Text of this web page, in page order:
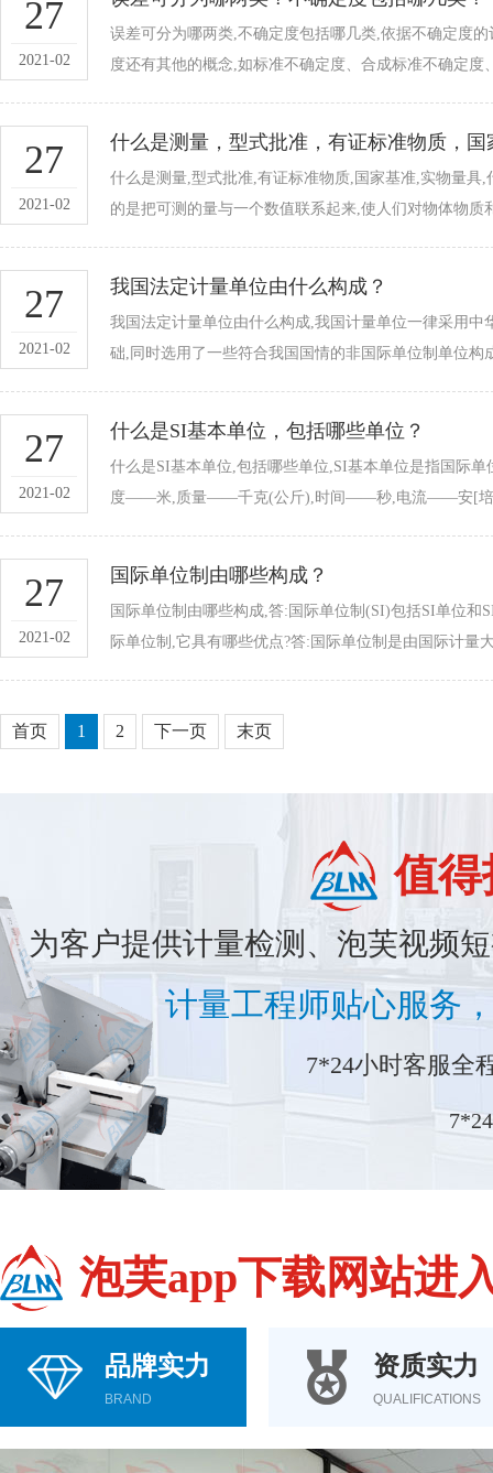
27
2021-02
误差可分为哪两类,不确定度包括哪几类,依据不确定度的
度还有其他的概念,如标准不确定度、合成标准不确定度
27
2021-02
什么是测量，型式批准，有证标准物质，国
什么是测量,型式批准,有证标准物质,国家基准,实物量具
的是把可测的量与一个数值联系起来,使人们对物体物
27
2021-02
我国法定计量单位由什么构成？
我国法定计量单位由什么构成,我国计量单位一律采用
础,同时选用了一些符合我国国情的非国际单位制单位
27
2021-02
什么是SI基本单位，包括哪些单位？
什么是SI基本单位,包括哪些单位,SI基本单位是指国际
度——米,质量——千克(公斤),时间——秒,电流——安[
27
2021-02
国际单位制由哪些构成？
国际单位制由哪些构成,答:国际单位制(SI)包括SI单位
际单位制,它具有哪些优点?答:国际单位制是由国际计量
首页 1 2 下一页 末页
值得
为客户提供计量检测、泡芙视频
计量工程师贴心服务
7*24小时客服全程
7*24
泡芙app下载网站进
品牌实力
BRAND
资质实力
QUALIFICATIONS